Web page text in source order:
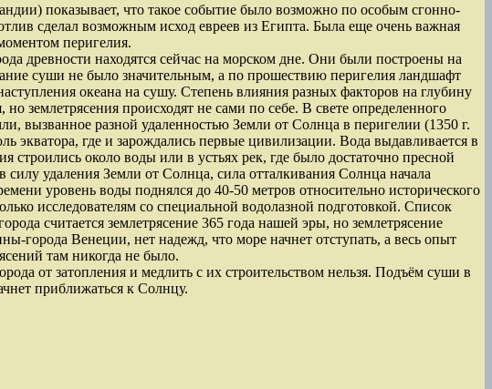
показывает, что такое событие было возможно по особым сгонно-
сделал возможным исход евреев из Египта. Была еще очень важная
перигелия.
древности находятся сейчас на морском дне. Они были построены на
суши не было значительным, а по прошествию перигелия ландшафт
океана на сушу. Степень влияния разных факторов на глубину
землетрясения происходят не сами по себе. В свете определенного
вызванное разной удаленностью Земли от Солнца в перигелии (1350 г.
экватора, где и зарождались первые цивилизации. Вода выдавливается в
строились около воды или в устьях рек, где было достаточно пресной
удаления Земли от Солнца, сила отталкивания Солнца начала
уровень воды поднялся до 40-50 метров относительно исторического
исследователям со специальной водолазной подготовкой. Список
считается землетрясение 365 года нашей эры, но землетрясение
Венеции, нет надежд, что море начнет отступать, а весь опыт
там никогда не было.
от затопления и медлить с их строительством нельзя. Подъём суши в
приближаться к Солнцу.